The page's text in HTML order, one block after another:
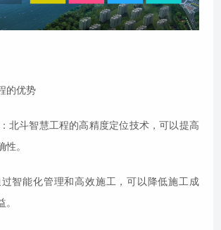
的优势
北斗智慧工程的高精度定位技术，可以提高
。
智能化管理和高效施工，可以降低施工成